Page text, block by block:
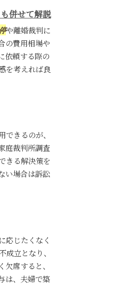
併せて解説
や離婚裁判に
の費用相場や
依頼する際の
を考えれば良
きるのが、
庭裁判所調査
きる解決策を
い場合は訴訟
応じたくなく
立となり、
席すると、
は、夫婦で築